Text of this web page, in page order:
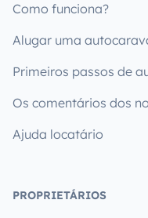
Como funciona?
Alugar uma
Primeiros passos de
Os comentários dos
Ajuda locatário
PROPRIETÁRIOS